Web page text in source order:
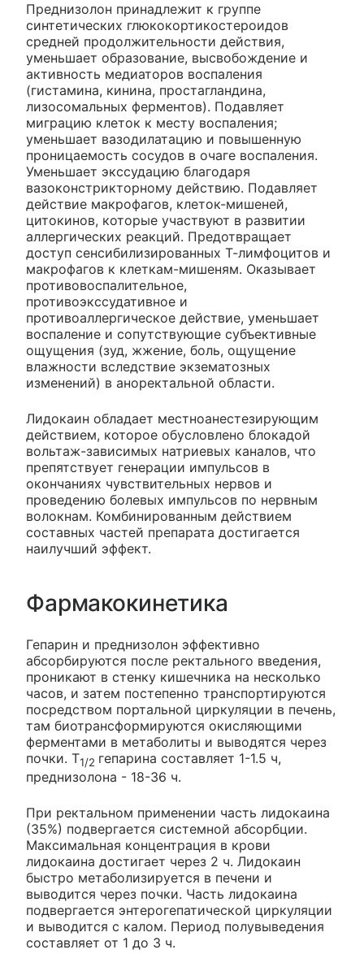
Преднизолон принадлежит к группе
синтетических глюкокортикостероидов
средней продолжительности действия,
уменьшает образование, высвобождение и
активность медиаторов воспаления
(гистамина, кинина, простагландина,
лизосомальных ферментов). Подавляет
миграцию клеток к месту воспаления;
уменьшает вазодилатацию и повышенную
проницаемость сосудов в очаге воспаления.
Уменьшает экссудацию благодаря
вазоконстрикторному действию. Подавляет
действие макрофагов, клеток-мишеней,
цитокинов, которые участвуют в развитии
аллергических реакций. Предотвращает
доступ сенсибилизированных Т-лимфоцитов и
макрофагов к клеткам-мишеням. Оказывает
противовоспалительное,
противоэкссудативное и
противоаллергическое действие, уменьшает
воспаление и сопутствующие субъективные
ощущения (зуд, жжение, боль, ощущение
влажности вследствие экзематозных
изменений) в аноректальной области.
Лидокаин обладает местноанестезирующим
действием, которое обусловлено блокадой
вольтаж-зависимых натриевых каналов, что
препятствует генерации импульсов в
окончаниях чувствительных нервов и
проведению болевых импульсов по нервным
волокнам. Комбинированным действием
составных частей препарата достигается
наилучший эффект.
Фармакокинетика
Гепарин и преднизолон эффективно
абсорбируются после ректального введения,
проникают в стенку кишечника на несколько
часов, и затем постепенно транспортируются
посредством портальной циркуляции в печень,
там биотрансформируются окисляющими
ферментами в метаболиты и выводятся через
почки. T1/2 гепарина составляет 1-1.5 ч,
преднизолона - 18-36 ч.
При ректальном применении часть лидокаина
(35%) подвергается системной абсорбции.
Максимальная концентрация в крови
лидокаина достигает через 2 ч. Лидокаин
быстро метаболизируется в печени и
выводится через почки. Часть лидокаина
подвергается энтерогепатической циркуляции
и выводится с калом. Период полувыведения
составляет от 1 до 3 ч.